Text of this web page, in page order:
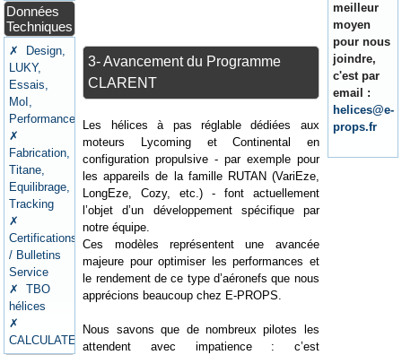
Données
Techniques
✗ Design,
LUKY,
Essais,
MoI,
Performances
✗
Fabrication,
Titane,
Equilibrage,
Tracking
✗
Certifications
/ Bulletins
Service
✗ TBO
hélices
✗
CALCULATEURS
3- Avancement du Programme
CLARENT
Les hélices à pas réglable dédiées aux
moteurs Lycoming et Continental en
configuration propulsive - par exemple pour
les appareils de la famille RUTAN (VariEze,
LongEze, Cozy, etc.) - font actuellement
l’objet d’un développement spécifique par
notre équipe.
Ces modèles représentent une avancée
majeure pour optimiser les performances et
le rendement de ce type d’aéronefs que nous
apprécions beaucoup chez E-PROPS.
Nous savons que de nombreux pilotes les
attendent avec impatience : c’est
meilleur
moyen
pour nous
joindre,
c'est par
email :
helices@e-
props.fr